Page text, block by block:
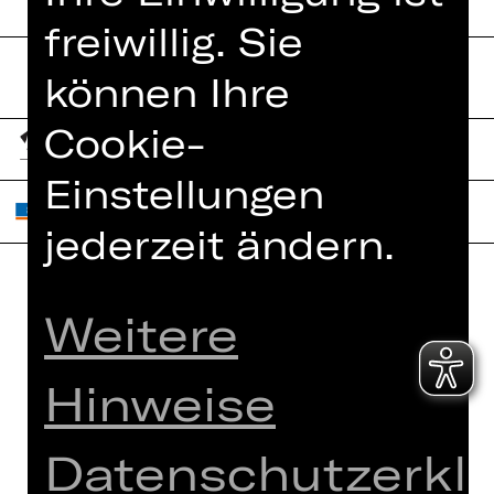
Home
Spielplan
Künstler*innen
Newsletter
Kartenkauf
Interner Bereich
ZVB/L
AGB
Datenschutz
freiwillig. Sie
können Ihre
Cookie-
Einstellungen
jederzeit ändern.
Weitere
Hinweise